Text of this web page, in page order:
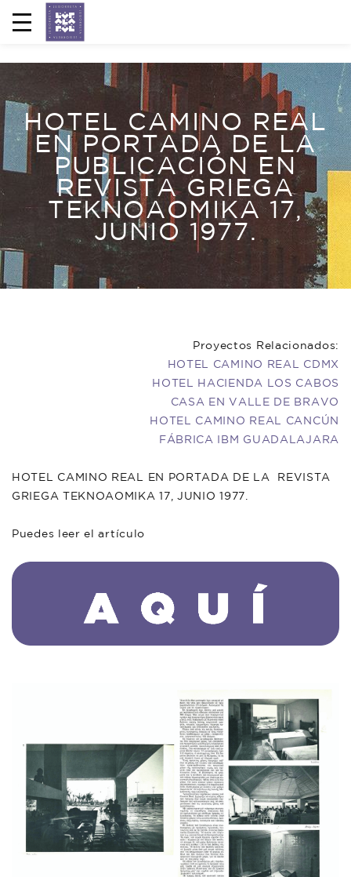
HOTEL CAMINO REAL
EN PORTADA DE LA
PUBLICACIÓN EN
REVISTA GRIEGA
TEKNOAOMIKA 17,
JUNIO 1977.
Proyectos Relacionados:
HOTEL CAMINO REAL CDMX
HOTEL HACIENDA LOS CABOS
CASA EN VALLE DE BRAVO
HOTEL CAMINO REAL CANCÚN
FÁBRICA IBM GUADALAJARA
HOTEL CAMINO REAL EN PORTADA DE LA REVISTA
GRIEGA TEKNOAOMIKA 17, JUNIO 1977.
Puedes leer el artículo